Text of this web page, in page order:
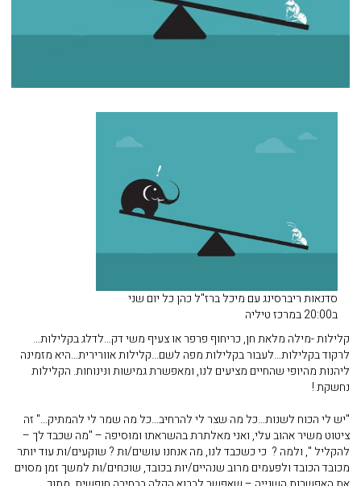
סדנאות ריברסינג עם מיכל ברז"ל כהן כל יום שני
ב20:00 במרכז טיליה
קלילות -מילה מלאת חן, כריחוף פרפר או צעיף משי דק…לדלג בקלילות…
לרקוד בקלילות…לעבור בקלילות מפה לשם…קלילות אוורירית…היא מזמינה
ליהנות מהיופי שהחיים מציעים לנו, ומאפשרת גמישות ונינוחות. הקלילות
נחשקת !
"יש לי הכוח לשנות…כל מה שצר לי להרחיב…כל מה שמר לי להמתיק…" זה
ציטוט משיר אהוב עלי, ואני מאלתרת בהשראתו ומוסיפה – "מה שכבד לך –
להקליל ", ולמה ? כי כשכבד לנו, מה אנחנו עושים/ות ? שוקעים/ות עוד יותר
מכובד הכובד ולפעמים מרוב שנהיים/יות בכובד, שוכחים/ות למשך זמן מסוים